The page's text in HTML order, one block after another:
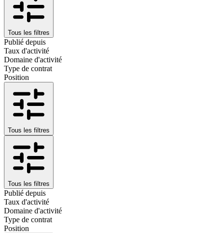
Tous les filtres
Publié depuis
Taux d'activité
Domaine d'activité
Type de contrat
Position
Tous les filtres
Tous les filtres
Publié depuis
Taux d'activité
Domaine d'activité
Type de contrat
Position